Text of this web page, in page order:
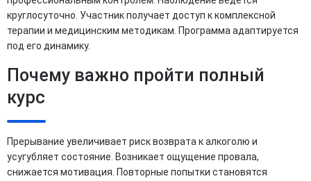
круглосуточно. Участник получает доступ к комплексной
терапии и медицинским методикам. Программа адаптируется
под его динамику.
Почему важно пройти полный
курс
Прерывание увеличивает риск возврата к алкоголю и
усугубляет состояние. Возникает ощущение провала,
снижается мотивация. Повторные попытки становятся